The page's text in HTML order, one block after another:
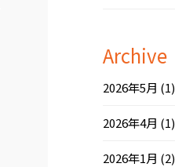
Archive
2026年5月 (1)
2026年4月 (1)
2026年1月 (2)